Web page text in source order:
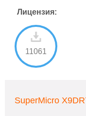
Лицензия:
11061
SuperMicro